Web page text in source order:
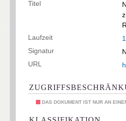
Titel
Laufzeit
Signatur
URL
DAS DOKUMENT IST NUR AN